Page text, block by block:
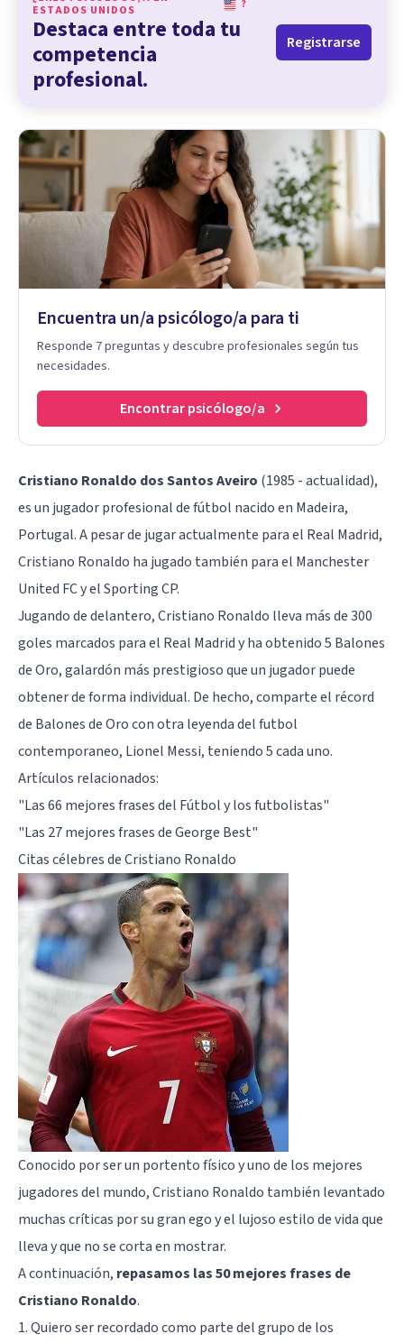
ESTADOS UNIDOS
?
Destaca entre toda tu
competencia
profesional.
Registrarse
Encuentra un/a psicólogo/a para ti
Responde 7 preguntas y descubre profesionales según tus
necesidades.
Encontrar psicólogo/a
Cristiano Ronaldo dos Santos Aveiro (1985 - actualidad),
es un jugador profesional de fútbol nacido en Madeira,
Portugal. A pesar de jugar actualmente para el Real Madrid,
Cristiano Ronaldo ha jugado también para el Manchester
United FC y el Sporting CP.
Jugando de delantero, Cristiano Ronaldo lleva más de 300
goles marcados para el Real Madrid y ha obtenido 5 Balones
de Oro, galardón más prestigioso que un jugador puede
obtener de forma individual. De hecho, comparte el récord
de Balones de Oro con otra leyenda del futbol
contemporaneo, Lionel Messi, teniendo 5 cada uno.
Artículos relacionados:
"Las 66 mejores frases del Fútbol y los futbolistas"
"Las 27 mejores frases de George Best"
Citas célebres de Cristiano Ronaldo
Conocido por ser un portento físico y uno de los mejores
jugadores del mundo, Cristiano Ronaldo también levantado
muchas críticas por su gran ego y el lujoso estilo de vida que
lleva y que no se corta en mostrar.
A continuación, repasamos las 50 mejores frases de
Cristiano Ronaldo.
1. Quiero ser recordado como parte del grupo de los